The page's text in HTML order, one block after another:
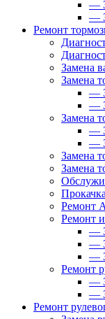
—
—
Ремонт
Замена
Замена
—
—
Замена
—
—
Замена
Замена
Ремонт
Ремонт
—
—
—
Ремонт
—
—
Ремонт